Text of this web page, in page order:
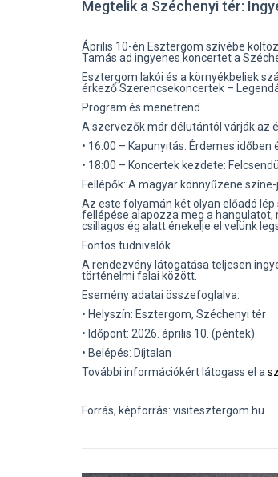
Megtelik a Széchenyi tér:
Április 10-én Esztergom szívébe
Tamás ad ingyenes koncertet a
Esztergom lakói és a környékbeliek
érkező Szerencsekoncertek –
Program és menetrend
A szervezők már délutántól várják az
• 16:00 – Kapunyitás: Érdemes
• 18:00 – Koncertek kezdete:
Fellépők: A magyar könnyűzene
Az este folyamán két olyan előadó
fellépése alapozza meg a hangulatot,
csillagos ég alatt énekelje el velünk
Fontos tudnivalók
A rendezvény látogatása teljesen
történelmi falai között.
Esemény adatai összefoglalva:
• Helyszín: Esztergom, Széchenyi tér
• Időpont: 2026. április 10. (péntek)
• Belépés: Díjtalan
További információkért látogass el a
Forrás, képforrás: visitesztergom.hu